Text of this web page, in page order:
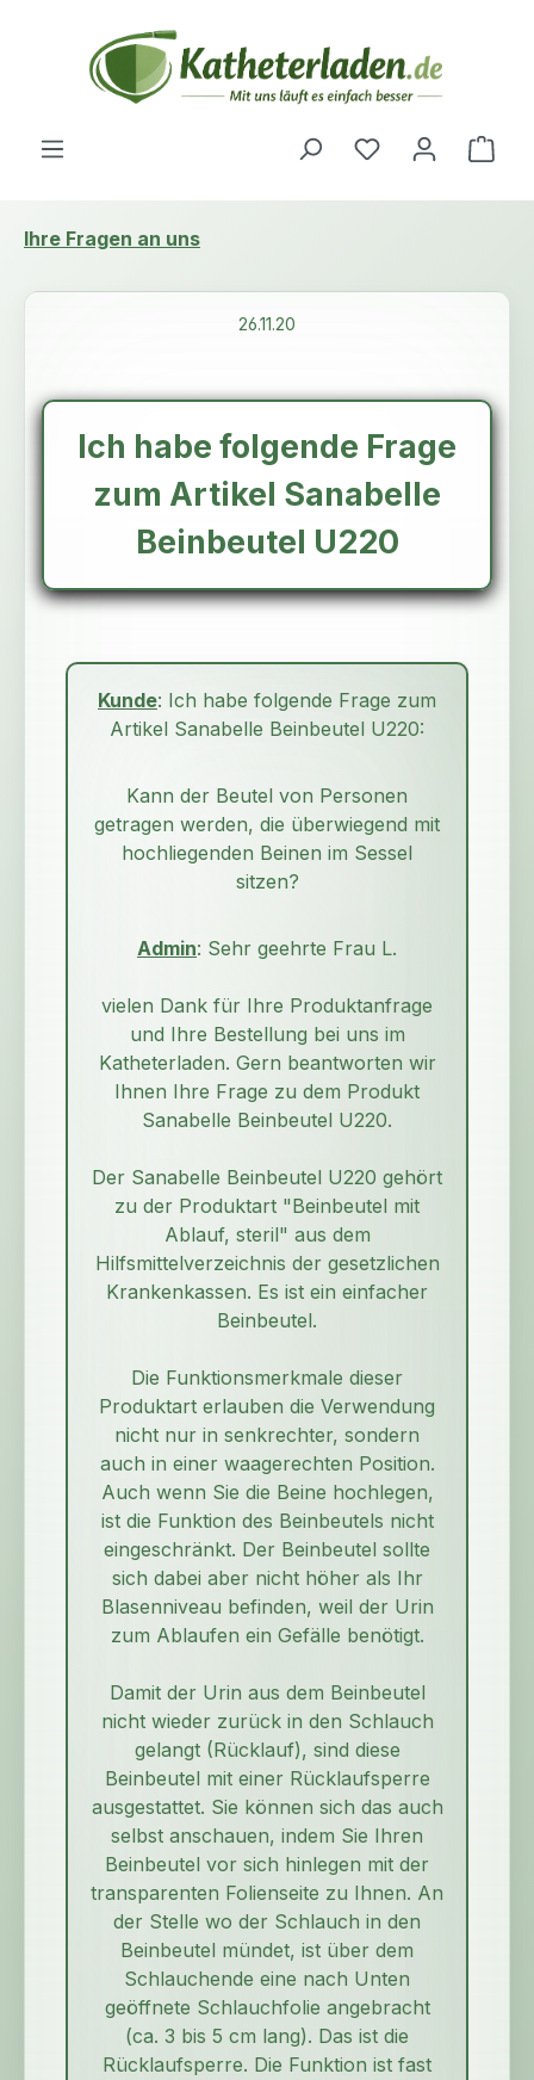
Zum Hauptinhalt springen
Du hast 0
Ihre Fragen an uns
26.11.20
Ich habe folgende Frage
zum Artikel Sanabelle
Beinbeutel U220
Kunde: Ich habe folgende Frage zum
Artikel Sanabelle Beinbeutel U220:
Kann der Beutel von Personen
getragen werden, die überwiegend mit
hochliegenden Beinen im Sessel
sitzen?
Admin: Sehr geehrte Frau L.
vielen Dank für Ihre Produktanfrage
und Ihre Bestellung bei uns im
Katheterladen. Gern beantworten wir
Ihnen Ihre Frage zu dem Produkt
Sanabelle Beinbeutel U220.
Der Sanabelle Beinbeutel U220 gehört
zu der Produktart "Beinbeutel mit
Ablauf, steril" aus dem
Hilfsmittelverzeichnis der gesetzlichen
Krankenkassen. Es ist ein einfacher
Beinbeutel.
Die Funktionsmerkmale dieser
Produktart erlauben die Verwendung
nicht nur in senkrechter, sondern
auch in einer waagerechten Position.
Auch wenn Sie die Beine hochlegen,
ist die Funktion des Beinbeutels nicht
eingeschränkt. Der Beinbeutel sollte
sich dabei aber nicht höher als Ihr
Blasenniveau befinden, weil der Urin
zum Ablaufen ein Gefälle benötigt.
Damit der Urin aus dem Beinbeutel
nicht wieder zurück in den Schlauch
gelangt (Rücklauf), sind diese
Beinbeutel mit einer Rücklaufsperre
ausgestattet. Sie können sich das auch
selbst anschauen, indem Sie Ihren
Beinbeutel vor sich hinlegen mit der
transparenten Folienseite zu Ihnen. An
der Stelle wo der Schlauch in den
Beinbeutel mündet, ist über dem
Schlauchende eine nach Unten
geöffnete Schlauchfolie angebracht
(ca. 3 bis 5 cm lang). Das ist die
Rücklaufsperre. Die Funktion ist fast